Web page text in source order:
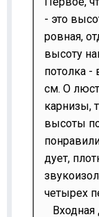
- это
ровная,
высоту
потолка -
см. О
карнизы,
высоты
дует,
четырех
Входная